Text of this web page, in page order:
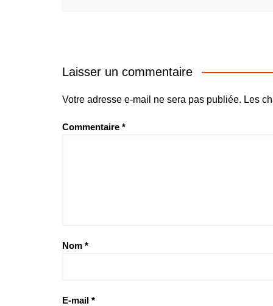
Laisser un commentaire
Votre adresse e-mail ne sera pas publiée. Les
Commentaire *
Nom *
E-mail *